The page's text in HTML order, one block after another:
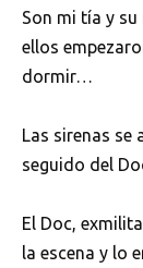
Son mi tía y
ellos
dormir…
Las sirenas se
seguido del
El Doc,
la escena y lo